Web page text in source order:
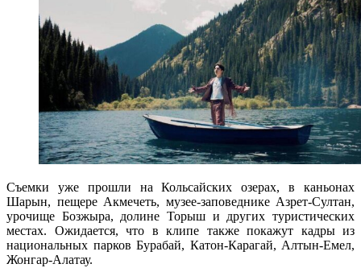
Съемки уже прошли на Кольсайских озерах, в каньонах
Шарын, пещере Акмечеть, музее-заповеднике Азрет-Султан,
урочище Бозжыра, долине Торыш и других туристических
местах. Ожидается, что в клипе также покажут кадры из
национальных парков Бурабай, Катон-Карагай, Алтын-Емел,
Жонгар-Алатау.